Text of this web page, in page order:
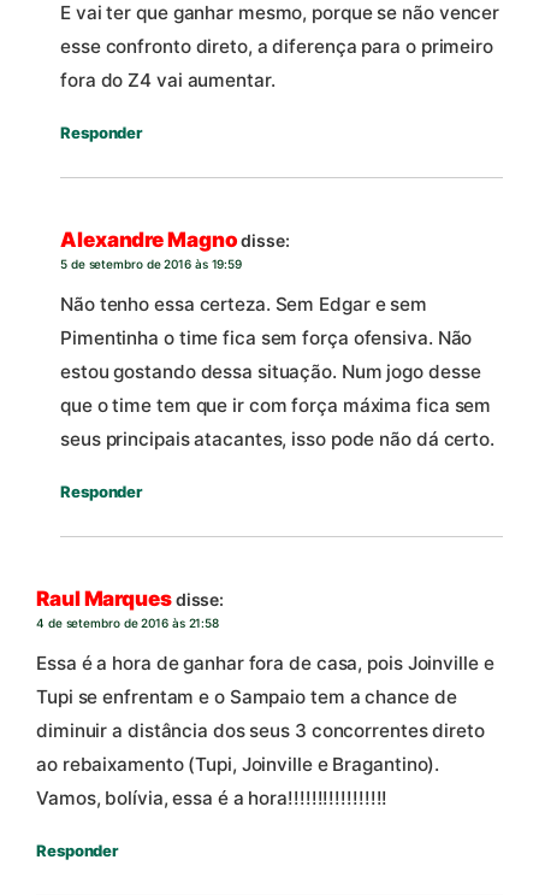
E vai ter que ganhar mesmo, porque se não vencer
esse confronto direto, a diferença para o primeiro
fora do Z4 vai aumentar.
Responder
Alexandre Magno disse:
5 de setembro de 2016 às 19:59
Não tenho essa certeza. Sem Edgar e sem
Pimentinha o time fica sem força ofensiva. Não
estou gostando dessa situação. Num jogo desse
que o time tem que ir com força máxima fica sem
seus principais atacantes, isso pode não dá certo.
Responder
Raul Marquesdisse:
4 de setembro de 2016 às 21:58
Essa é a hora de ganhar fora de casa, pois Joinville e
Tupi se enfrentam e o Sampaio tem a chance de
diminuir a distância dos seus 3 concorrentes direto
ao rebaixamento (Tupi, Joinville e Bragantino).
Vamos, bolívia, essa é a hora!!!!!!!!!!!!!!!!!
Responder